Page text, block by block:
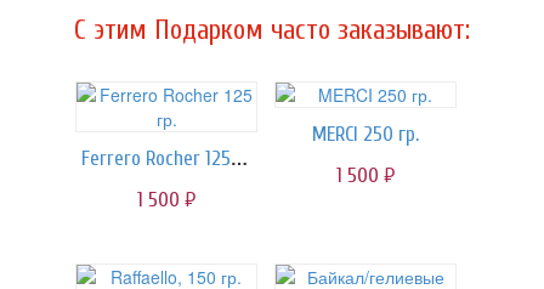
C этим Подарком часто заказывают:
Ferrero Rocher 125 гр.
1 500 руб.
MERCI 250 гр.
1 500 руб.